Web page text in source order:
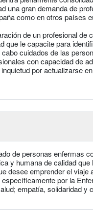
una gran demanda de
como en otros países
de un profesional de
que le capacite para
cuidados de las
con capacidad de
por actualizarse
de personas enfermas
y humana de calidad
desee emprender el viaje
por la
empatía, solidaridad y